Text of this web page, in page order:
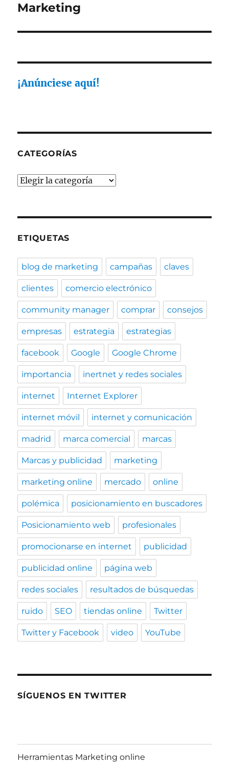
siguiente:
Marketing
¡Anúnciese aquí!
CATEGORÍAS
Categorías
ETIQUETAS
blog de marketing campañas claves
clientes comercio electrónico
community manager comprar consejos
empresas estrategia estrategias
facebook Google Google Chrome
importancia inertnet y redes sociales
internet Internet Explorer
internet móvil internet y comunicación
madrid marca comercial marcas
Marcas y publicidad marketing
marketing online mercado online
polémica posicionamiento en buscadores
Posicionamiento web profesionales
promocionarse en internet publicidad
publicidad online página web
redes sociales resultados de búsquedas
ruido SEO tiendas online Twitter
Twitter y Facebook video YouTube
SÍGUENOS EN TWITTER
Herramientas Marketing online